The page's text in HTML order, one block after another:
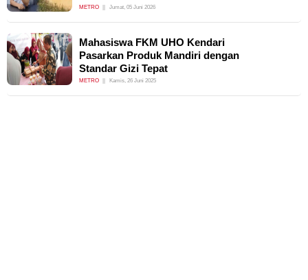
METRO Jumat, 05 Juni 2026
Mahasiswa FKM UHO Kendari
Pasarkan Produk Mandiri dengan
Standar Gizi Tepat
METRO Kamis, 26 Juni 2025